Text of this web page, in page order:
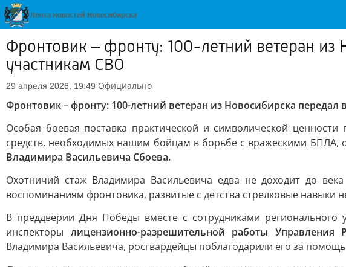
Фронтовик – фронту: 100-летний ветеран
участникам СВО
29 апреля 2026, 19:49 Официально
Фронтовик – фронту: 100-летний ветеран из Новосибирска
Особая боевая поставка практической и символической
средств, необходимых нашим бойцам в борьбе с вражескими БПЛА,
Владимира Васильевича Сбоева.
Охотничий стаж Владимира Васильевича едва не доходит до
воспоминаниям фронтовика, развитые с детства стрелковые навыки
В преддверии Дня Победы вместе с сотрудниками
инспекторы лицензионно-разрешительной работы Управления
Владимира Васильевича, росгвардейцы поблагодарили его за